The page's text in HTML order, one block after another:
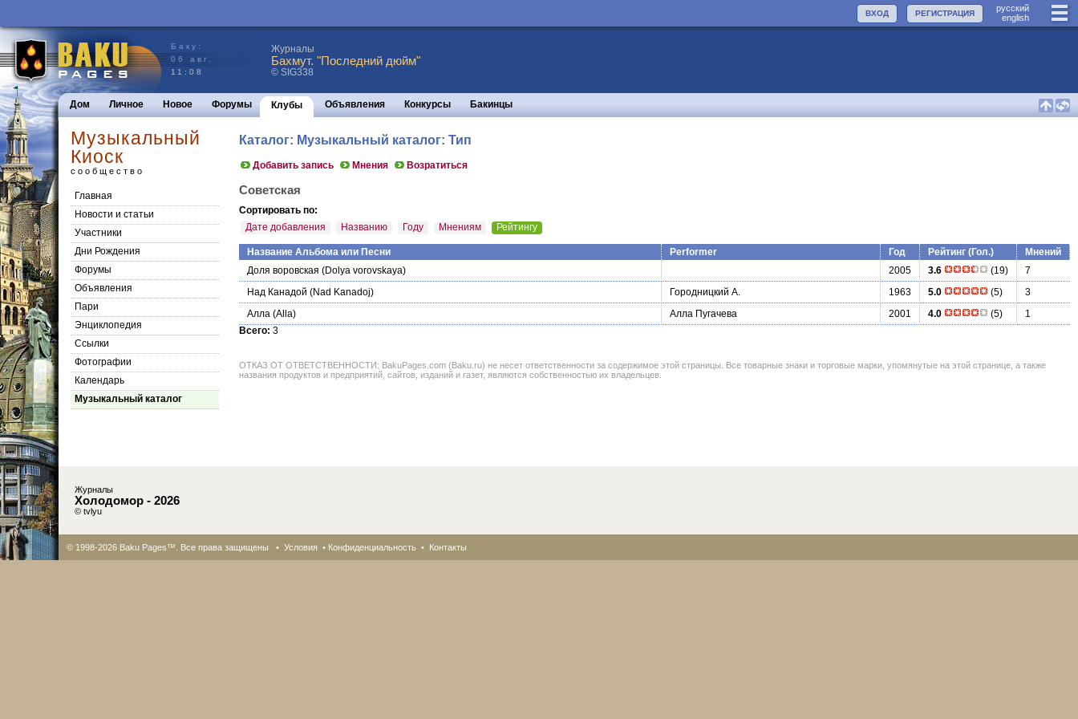
руccкий
english
РЕГИСТРАЦИЯ
ВХОД
Баку:
06 авг.
11:08
Журналы
Бахмут. "Последний дюйм"
© SIG338
Дом Личное Новое Форумы Клубы Объявления Конкурсы Бакинцы
Музыкальный
Киоск
сообщество
Главная
Новости и статьи
Участники
Дни Рождения
Форумы
Объявления
Пари
Энциклопедия
Cсылки
Фотографии
Календарь
Музыкальный каталог
Каталог: Музыкальный каталог: Тип
Добавить запись Мнения Возратиться
Советская
Сортировать по:
Дате добавления
Названию Году Мнениям Рейтингу
Название Альбома или Песни Performer Год Рейтинг (Гол.)
Мнений
Доля воровская (Dolya vorovskaya) 2005 3.6 (19)
7
Над Канадой (Nad Kanadoj) Городницкий А. 1963 5.0 (5)
3
Алла (Alla) Алла Пугачева 2001 4.0 (5)
1
Всего: 3
ОТКАЗ ОТ ОТВЕТСТВЕННОСТИ: BakuPages.com (Baku.ru) не несет ответственности за содержимое этой страницы. Все товарные знаки и торговые марки, упомянутые на этой странице, а также
названия продуктов и предприятий, сайтов, изданий и газет, являются собственностью их владельцев.
Журналы
Холодомор - 2026
© tvlyu
© 1998-2026 Baku Pages™. Все права защищены • Условия • Конфиденциальность • Контакты